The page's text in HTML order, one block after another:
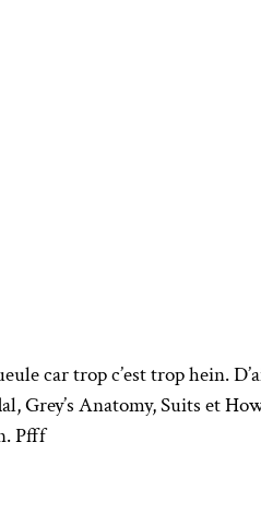
car trop c’est trop hein.
Grey’s Anatomy, Suits et
Pfff